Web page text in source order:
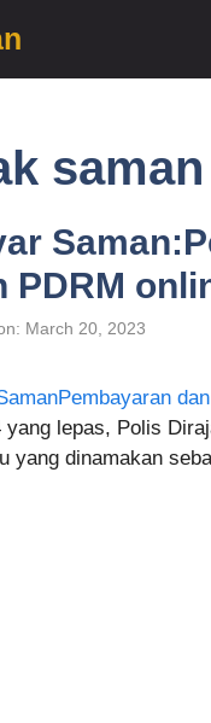
PDRM
March 20, 2023
yang lepas, Polis
yang dinamakan